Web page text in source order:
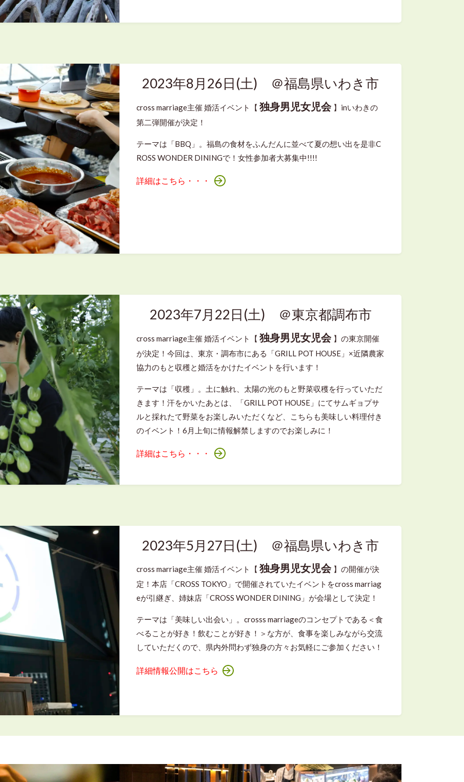
2023年8月26日(土) ＠福島県いわき市
cross marriage主催 婚活イベント【 独身男児女児会 】inいわきの
第二弾開催が決定！
テーマは「BBQ」。福島の食材をふんだんに並べて夏の想い出を是非C
ROSS WONDER DININGで！女性参加者大募集中!!!!
詳細はこちら・・・
2023年7月22日(土) ＠東京都調布市
cross marriage主催 婚活イベント【 独身男児女児会 】の東京開催
が決定！今回は、東京・調布市にある「GRILL POT HOUSE」×近隣農家
協力のもと収穫と婚活をかけたイベントを行います！
テーマは「収穫」。土に触れ、太陽の光のもと野菜収穫を行っていただ
きます！汗をかいたあとは、「GRILL POT HOUSE」にてサムギョプサ
ルと採れたて野菜をお楽しみいただくなど、こちらも美味しい料理付き
のイベント！6月上旬に情報解禁しますのでお楽しみに！
詳細はこちら・・・
2023年5月27日(土) ＠福島県いわき市
cross marriage主催 婚活イベント【 独身男児女児会 】の開催が決
定！本店「CROSS TOKYO」で開催されていたイベントをcross marriag
eが引継ぎ、姉妹店「CROSS WONDER DINING」が会場として決定！
テーマは「美味しい出会い」。crosss marriageのコンセプトである＜食
べることが好き！飲むことが好き！＞な方が、食事を楽しみながら交流
していただくので、県内外問わず独身の方々お気軽にご参加ください！
詳細情報公開はこちら